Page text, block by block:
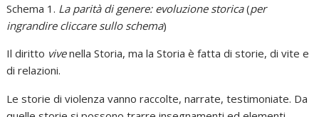
Schema 1. La parità di genere: evoluzione storica(per
ingrandire cliccare sullo schema)
Il diritto vivenella Storia, ma la Storia è fatta di storie, di vite e
di relazioni.
Le storie di violenza vanno raccolte, narrate, testimoniate. Da